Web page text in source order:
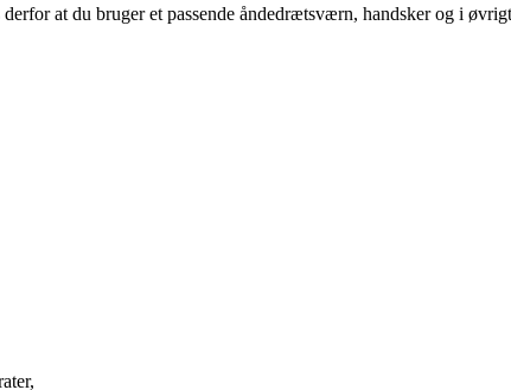
at du bruger et passende åndedrætsværn, handsker og i